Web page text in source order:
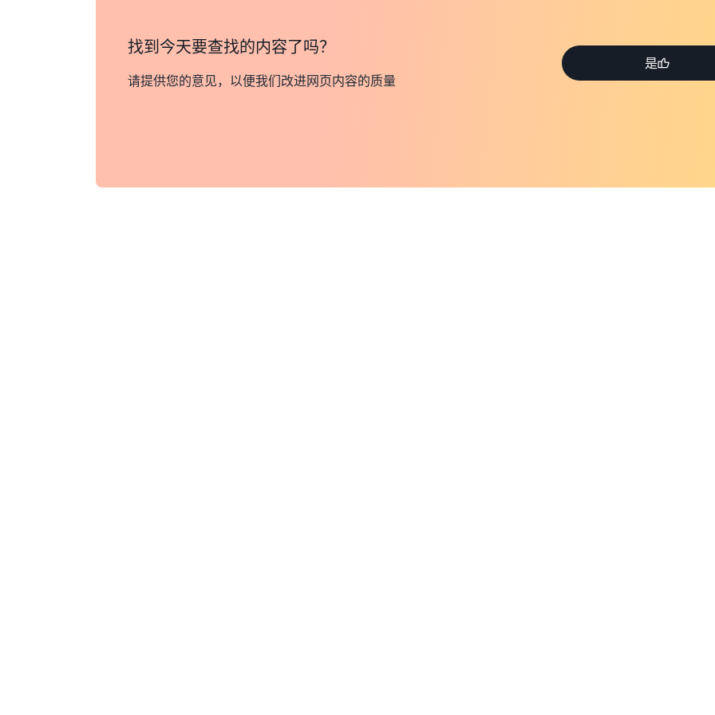
找到今天要查找的内容了吗？
请提供您的意见，以便我们改进网页内容的质量
是